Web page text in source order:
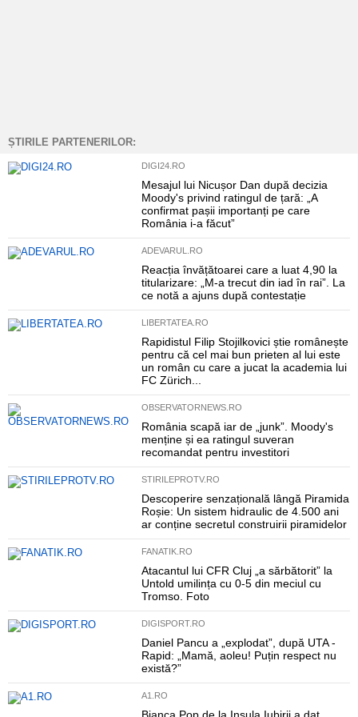
ȘTIRILE PARTENERILOR:
DIGI24.RO
Mesajul lui Nicușor Dan după decizia
Moody's privind ratingul de țară: „A
confirmat pașii importanți pe care
România i-a făcut”
ADEVARUL.RO
Reacția învățătoarei care a luat 4,90 la
titularizare: „M-a trecut din iad în rai”. La
ce notă a ajuns după contestație
LIBERTATEA.RO
Rapidistul Filip Stojilkovici știe românește
pentru că cel mai bun prieten al lui este
un român cu care a jucat la academia lui
FC Zürich...
OBSERVATORNEWS.RO
România scapă iar de „junk”. Moody's
menține și ea ratingul suveran
recomandat pentru investitori
STIRILEPROTV.RO
Descoperire senzațională lângă Piramida
Roșie: Un sistem hidraulic de 4.500 ani
ar conține secretul construirii piramidelor
FANATIK.RO
Atacantul lui CFR Cluj „a sărbătorit” la
Untold umilința cu 0-5 din meciul cu
Tromso. Foto
DIGISPORT.RO
Daniel Pancu a „explodat”, după UTA -
Rapid: „Mamă, aoleu! Puțin respect nu
există?”
A1.RO